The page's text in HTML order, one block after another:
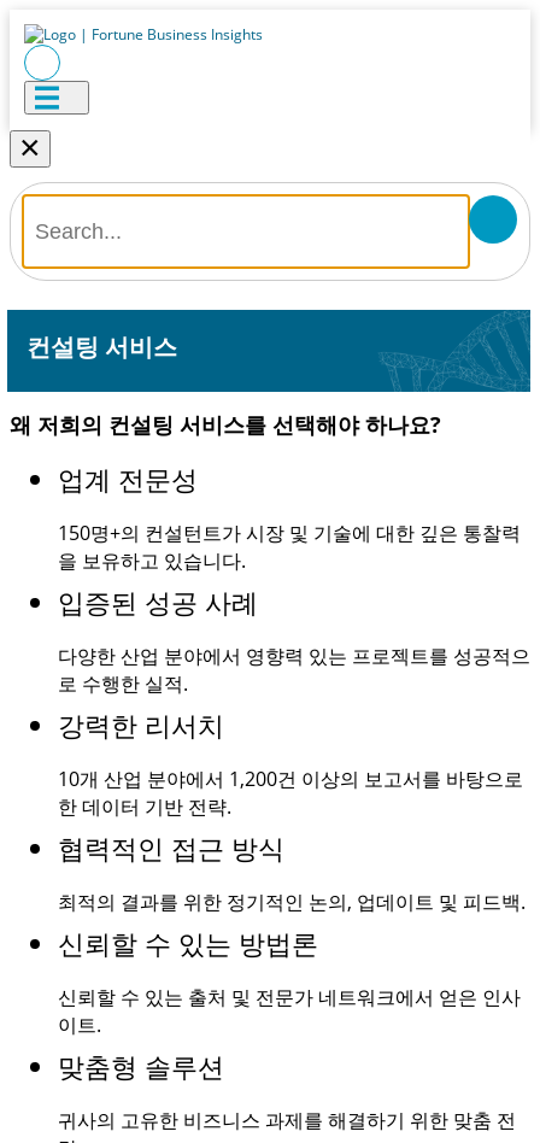
×
컨설팅 서비스
왜 저희의 컨설팅 서비스를 선택해야 하나요?
업계 전문성
150명+의 컨설턴트가 시장 및 기술에 대한 깊은 통찰력
을 보유하고 있습니다.
입증된 성공 사례
다양한 산업 분야에서 영향력 있는 프로젝트를 성공적으
로 수행한 실적.
강력한 리서치
10개 산업 분야에서 1,200건 이상의 보고서를 바탕으로
한 데이터 기반 전략.
협력적인 접근 방식
최적의 결과를 위한 정기적인 논의, 업데이트 및 피드백.
신뢰할 수 있는 방법론
신뢰할 수 있는 출처 및 전문가 네트워크에서 얻은 인사
이트.
맞춤형 솔루션
귀사의 고유한 비즈니스 과제를 해결하기 위한 맞춤 전